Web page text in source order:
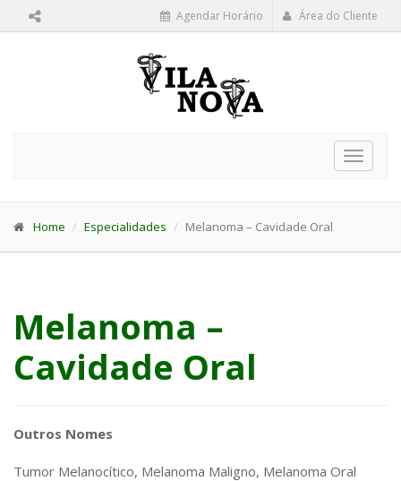
Agendar Horário Área do Cliente
Toggle
Home Especialidades Melanoma – Cavidade Oral
Melanoma –
Cavidade Oral
Outros Nomes
Tumor Melanocítico, Melanoma Maligno, Melanoma Oral